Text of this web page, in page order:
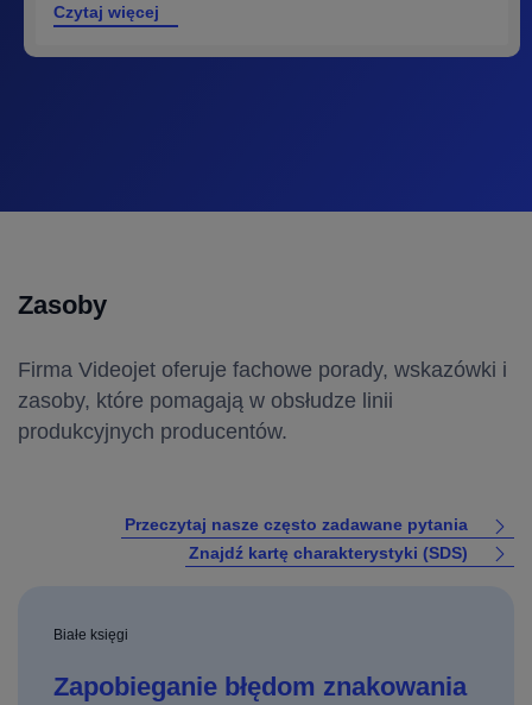
Czytaj więcej
Zasoby
Firma Videojet oferuje fachowe porady, wskazówki i
zasoby, które pomagają w obsłudze linii
produkcyjnych producentów.
Przeczytaj nasze często zadawane pytania
Znajdź kartę charakterystyki (SDS)
Białe księgi
Zapobieganie błędom znakowania